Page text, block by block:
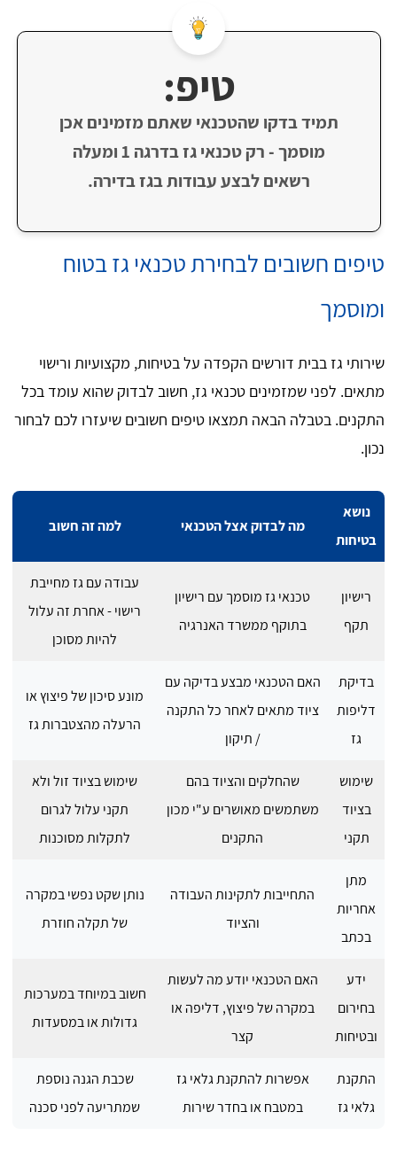
טיפ:
תמיד בדקו שהטכנאי שאתם מזמינים אכן
מוסמך - רק טכנאי גז בדרגה 1 ומעלה
רשאים לבצע עבודות בגז בדירה.
טיפים חשובים לבחירת טכנאי גז בטוח
ומוסמך
שירותי גז בבית דורשים הקפדה על בטיחות, מקצועיות ורישוי
מתאים. לפני שמזמינים טכנאי גז, חשוב לבדוק שהוא עומד בכל
התקנים. בטבלה הבאה תמצאו טיפים חשובים שיעזרו לכם לבחור
נכון.
נושא
בטיחות
מה לבדוק אצל הטכנאי למה זה חשוב
רישיון
תקף
טכנאי גז מוסמך עם רישיון
בתוקף ממשרד האנרגיה
עבודה עם גז מחייבת
רישוי - אחרת זה עלול
להיות מסוכן
בדיקת
דליפות
גז
האם הטכנאי מבצע בדיקה עם
ציוד מתאים לאחר כל התקנה
/ תיקון
מונע סיכון של פיצוץ או
הרעלה מהצטברות גז
שימוש
בציוד
תקני
שהחלקים והציוד בהם
משתמשים מאושרים ע"י מכון
התקנים
שימוש בציוד זול ולא
תקני עלול לגרום
לתקלות מסוכנות
מתן
אחריות
בכתב
התחייבות לתקינות העבודה
והציוד
נותן שקט נפשי במקרה
של תקלה חוזרת
ידע
בחירום
ובטיחות
האם הטכנאי יודע מה לעשות
במקרה של פיצוץ, דליפה או
קצר
חשוב במיוחד במערכות
גדולות או במסעדות
התקנת
גלאי גז
אפשרות להתקנת גלאי גז
במטבח או בחדר שירות
שכבת הגנה נוספת
שמתריעה לפני סכנה